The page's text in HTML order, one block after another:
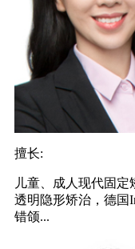
擅长:
儿童、成人现代固定
透明隐形矫治，德国
错颌...